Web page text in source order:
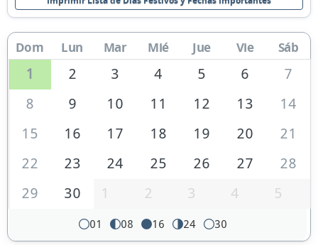
Dom Lun Mar Mié Jue Vie Sáb
1 2 3 4 5 6
7
8
9 10 11 12 13
14
15
16 17 18 19 20
21
22
23 24 25 26 27
28
29
30 1 2 3 4 5
01 08 16 24 30